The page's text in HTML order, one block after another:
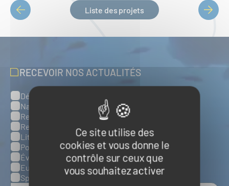
Ce site utilise des
cookies et vous donne le
contrôle sur ceux que
vous souhaitez activer
PAGINATION
Liste des projets
RECEVOIR NOS ACTUALITÉS
Catégories
Défense, sûreté et sécurité maritimes
Naval et nautisme
Ressources énergétiques et minérales marines
Ressources biologiques marines
Littoral et environnement marins
Ports, infrastructures et logistique
Évènements
Europe
Spatial